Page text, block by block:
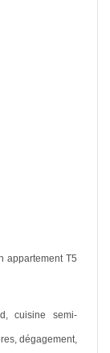
appartement T5
cuisine semi-
dégagement,